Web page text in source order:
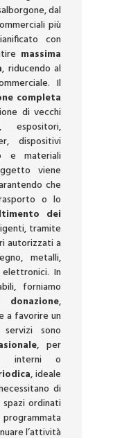
dal
più
con
massima
, riducendo al
Il
completa
di vecchi
espositori,
dispositivi
e materiali
viene
che
o lo
dei
tramite
autorizzati a
metalli,
In
forniamo
,
a favorire un
sono
, per
interni o
, ideale
di
ordinati
l’attività